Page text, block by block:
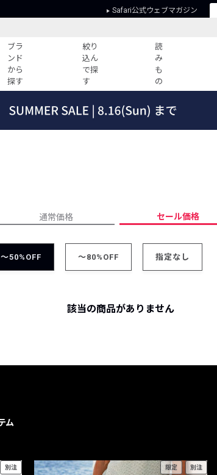
Safari公式ウェブマガジン
ブラ
ンド
から
探す
絞り
込ん
で探
す
読
み
も
の
ての記事
気記事ランキング
ークリーコーデ
プライバシーポリシー
通常価格 セール価格
～50%OFF ～80%OFF 指定なし
該当の商品がありません
ム
別注 限定 別注